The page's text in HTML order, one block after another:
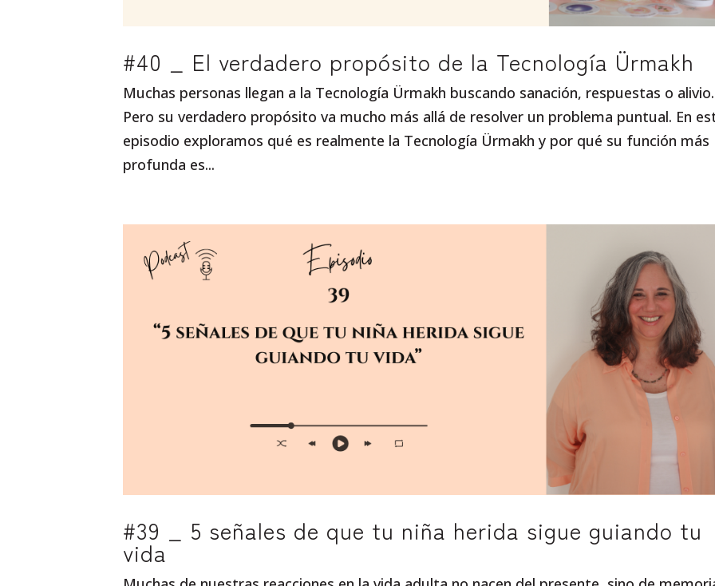
#40 _ El verdadero propósito de la Tecnología Ürmakh
Muchas personas llegan a la Tecnología Ürmakh buscando sanación, respuestas o alivio.
Pero su verdadero propósito va mucho más allá de resolver un problema puntual. En
episodio exploramos qué es realmente la Tecnología Ürmakh y por qué su función más
profunda es...
#39 _ 5 señales de que tu niña herida sigue guiando tu
vida